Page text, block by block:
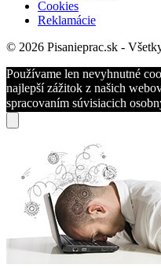
Cookies
Reklamácie
© 2026 Pisanieprac.sk -
Používame len nevyhnutné
najlepší zážitok z našich
spracovaním súvisiacich